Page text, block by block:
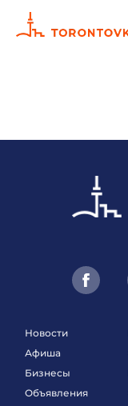
Новости
Афиша
Бизнесы
Объявления